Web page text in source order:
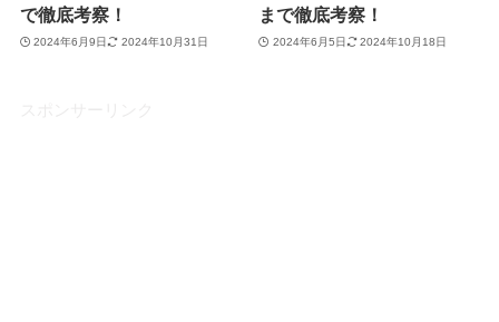
で徹底考察！
2024年6月9日 2024年10月31日
まで徹底考察！
2024年6月5日 2024年10月18日